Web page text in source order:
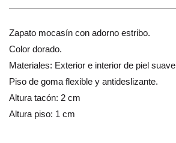
Zapato mocasín con adorno estribo.
Color dorado.
Materiales: Exterior e interior de piel suave
Piso de goma flexible y antideslizante.
Altura tacón: 2 cm
Altura piso: 1 cm